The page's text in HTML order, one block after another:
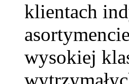
klientach
wysokiej